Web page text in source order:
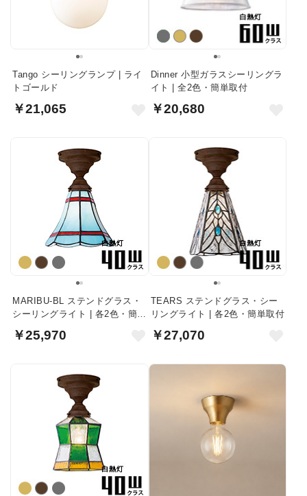
Tango シーリングランプ | ライ
トゴールド
￥21,065
Dinner 小型ガラスシーリングラ
イト | 全2色・簡単取付
￥20,680
MARIBU-BL ステンドグラス・
シーリングライト | 各2色・簡単
￥25,970
TEARS ステンドグラス・シー
リングライト | 各2色・簡単取付
￥27,070